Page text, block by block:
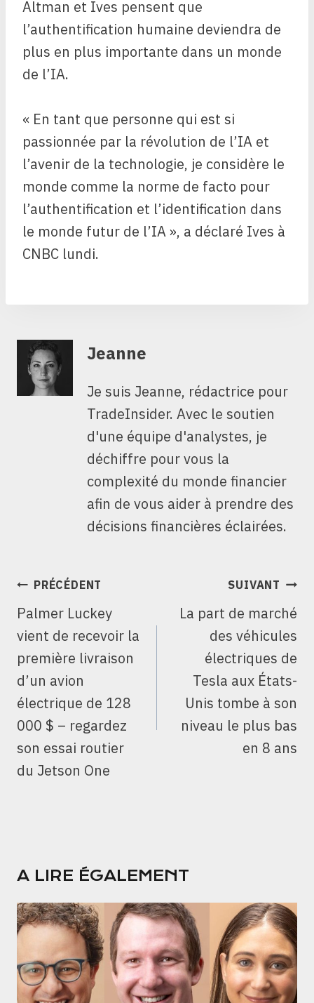
Altman et Ives pensent que
l’authentification humaine deviendra de
plus en plus importante dans un monde
de l’IA.
« En tant que personne qui est si
passionnée par la révolution de l’IA et
l’avenir de la technologie, je considère le
monde comme la norme de facto pour
l’authentification et l’identification dans
le monde futur de l’IA », a déclaré Ives à
CNBC lundi.
Jeanne
Je suis Jeanne, rédactrice pour
TradeInsider. Avec le soutien
d'une équipe d'analystes, je
déchiffre pour vous la
complexité du monde financier
afin de vous aider à prendre des
décisions financières éclairées.
NAVIGATION
L’ARTICLE
PRÉCÉDENT
Palmer Luckey
vient de recevoir la
première livraison
d’un avion
électrique de 128
000 $ – regardez
son essai routier
du Jetson One
SUIVANT
La part de marché
des véhicules
électriques de
Tesla aux États-
Unis tombe à son
niveau le plus bas
en 8 ans
A LIRE ÉGALEMENT